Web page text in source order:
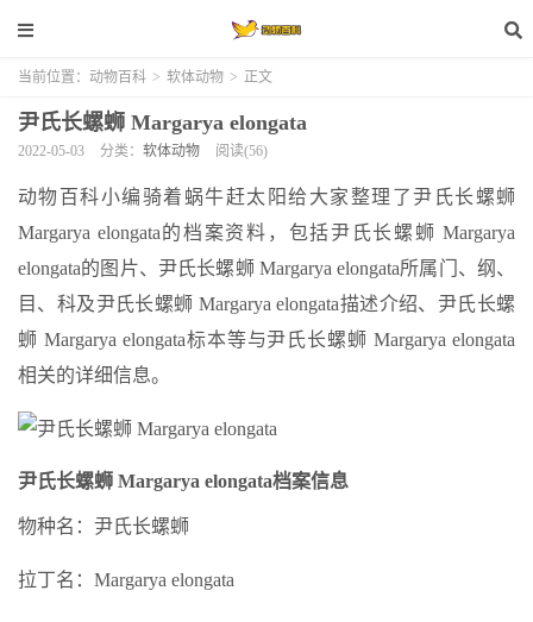
当前位置： 动物百科 > 软体动物 > 正文
尹氏长螺蛳 Margarya elongata
2022-05-03 分类： 软体动物 阅读(56)
动物百科小编骑着蜗牛赶太阳给大家整理了尹氏长螺蛳
Margarya elongata的档案资料，包括尹氏长螺蛳 Margarya
elongata的图片、尹氏长螺蛳 Margarya elongata所属门、纲、
目、科及尹氏长螺蛳 Margarya elongata描述介绍、尹氏长螺
蛳 Margarya elongata标本等与尹氏长螺蛳 Margarya elongata
相关的详细信息。
尹氏长螺蛳 Margarya elongata档案信息
物种名：尹氏长螺蛳
拉丁名：Margarya elongata